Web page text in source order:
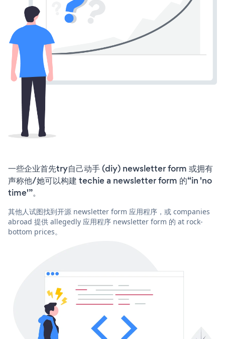
一些企业首先try自己动手 (diy) newsletter form 或拥有
声称他/她可以构建 techie a newsletter form 的“in 'no
time'”。
其他人试图找到开源 newsletter form 应用程序，或 companies
abroad 提供 allegedly 应用程序 newsletter form 的 at rock-
bottom prices。